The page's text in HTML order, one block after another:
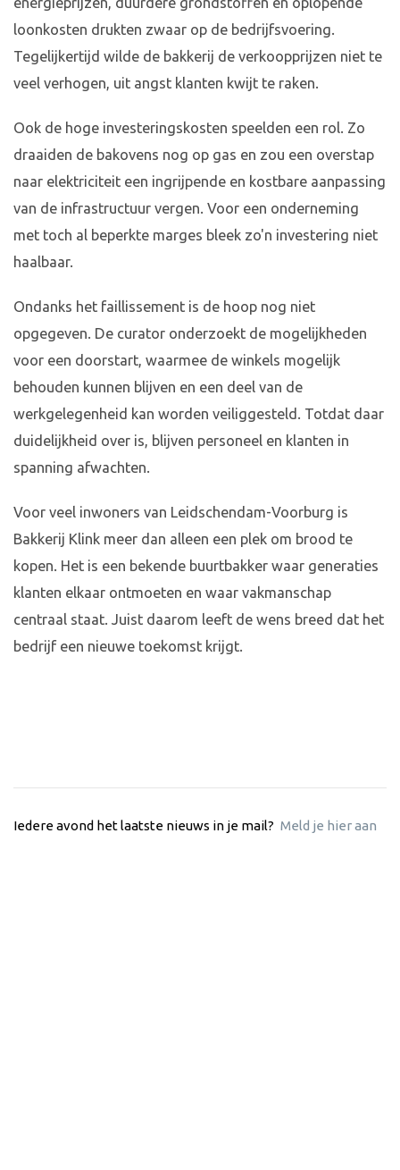
loonkosten drukten zwaar op de bedrijfsvoering.
Tegelijkertijd wilde de bakkerij de verkoopprijzen niet te
veel verhogen, uit angst klanten kwijt te raken.
Ook de hoge investeringskosten speelden een rol. Zo
draaiden de bakovens nog op gas en zou een overstap
naar elektriciteit een ingrijpende en kostbare aanpassing
van de infrastructuur vergen. Voor een onderneming
met toch al beperkte marges bleek zo'n investering niet
haalbaar.
Ondanks het faillissement is de hoop nog niet
opgegeven. De curator onderzoekt de mogelijkheden
voor een doorstart, waarmee de winkels mogelijk
behouden kunnen blijven en een deel van de
werkgelegenheid kan worden veiliggesteld. Totdat daar
duidelijkheid over is, blijven personeel en klanten in
spanning afwachten.
Voor veel inwoners van Leidschendam-Voorburg is
Bakkerij Klink meer dan alleen een plek om brood te
kopen. Het is een bekende buurtbakker waar generaties
klanten elkaar ontmoeten en waar vakmanschap
centraal staat. Juist daarom leeft de wens breed dat het
bedrijf een nieuwe toekomst krijgt.
Iedere avond het laatste nieuws in je mail? Meld je hier aan